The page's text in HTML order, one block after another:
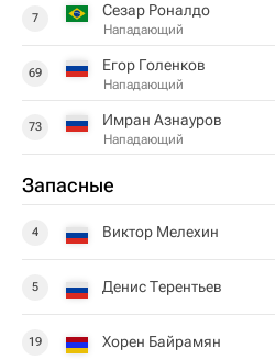
7 Сезар Роналдо
Нападающий
69 Егор Голенков
Нападающий
73 Имран Азнауров
Нападающий
Запасные
4 Виктор Мелехин
5 Денис Терентьев
19 Хорен Байрамян